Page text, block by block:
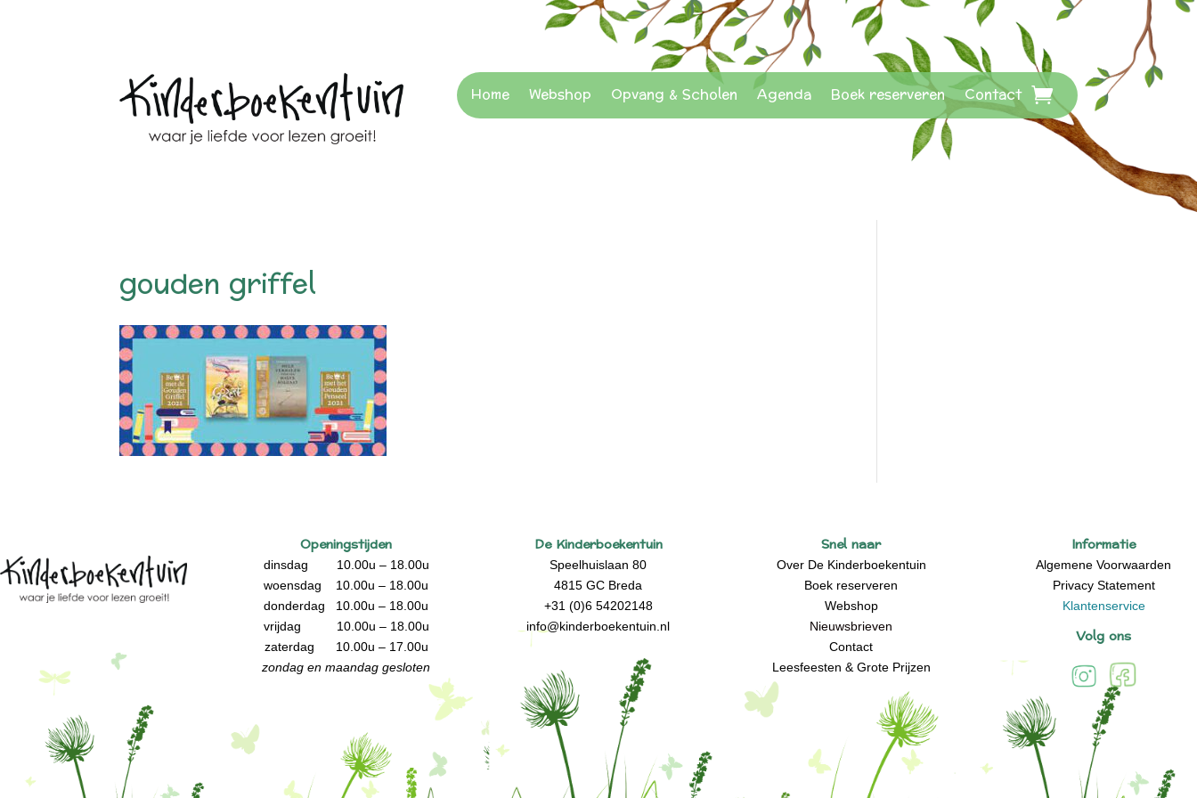
Home Webshop Opvang & Scholen Agenda Boek reserveren Contact
gouden griffel
Openingstijden
dinsdag 10.00u – 18.00u
woensdag 10.00u – 18.00u
donderdag 10.00u – 18.00u
vrijdag 10.00u – 18.00u
zaterdag 10.00u – 17.00u
zondag en maandag gesloten
De Kinderboekentuin
Speelhuislaan 80
4815 GC Breda
+31 (0)6 54202148
info@kinderboekentuin.nl
Snel naar
Over De Kinderboekentuin
Boek reserveren
Webshop
Nieuwsbrieven
Contact
Leesfeesten & Grote Prijzen
Informatie
Algemene Voorwaarden
Privacy Statement
Klantenservice
Volg ons